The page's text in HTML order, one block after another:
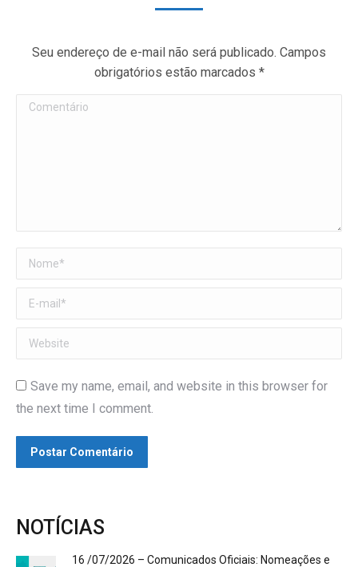
Seu endereço de e-mail não será publicado. Campos
obrigatórios estão marcados *
Comentário
Nome *
E-mail *
Website
Save my name, email, and website in this browser for
the next time I comment.
Postar Comentário
NOTÍCIAS
16 /07/2026 – Comunicados Oficiais: Nomeações e